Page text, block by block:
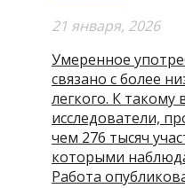
21 января, 2026
Умеренное
связано с более
легкого. К
исследователи,
чем 276 тысяч
которыми
Работа